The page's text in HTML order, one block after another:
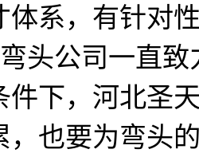
体系，有针对
弯头公司一直致
件下，河北圣
，也要为弯头